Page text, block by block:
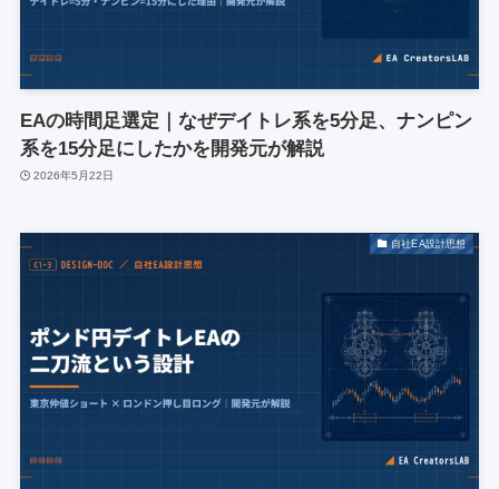
EAの時間足選定｜なぜデイトレ系を5分足、ナンピン
系を15分足にしたかを開発元が解説
2026年5月22日
自社EA設計思想